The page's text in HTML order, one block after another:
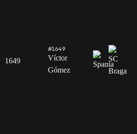
1649
#1649
Víctor
Gómez